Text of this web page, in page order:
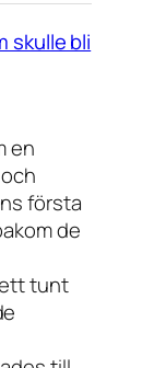
skulle bli
en
första
de
tunt